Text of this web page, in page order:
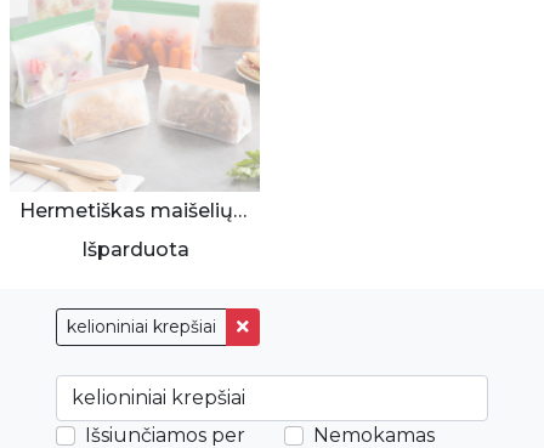
kelioniniai krepšiai
Išsiunčiamos per
Nemokamas
Hermetiškas maišelių rinkinys maistui
Išparduota